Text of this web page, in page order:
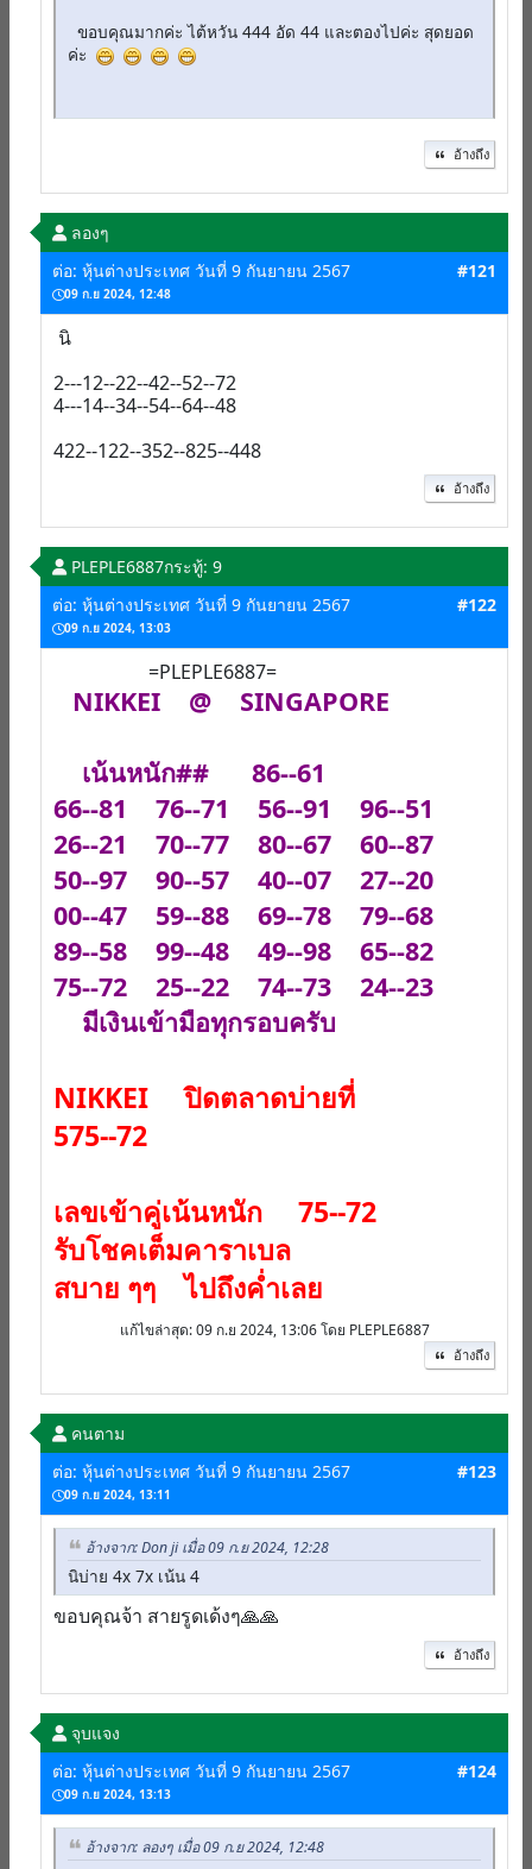
ขอบคุณมากค่ะ ไต้หวัน 444 อัด 44 และตองไปค่ะ สุดยอด
ค่ะ
อ้างถึง
ลองๆ
ต่อ: หุ้นต่างประเทศ วันที่ 9 กันยายน 2567
09 ก.ย 2024, 12:48
#121
นิ
2---12--22--42--52--72
4---14--34--54--64--48
422--122--352--825--448
อ้างถึง
PLEPLE6887กระทู้: 9
ต่อ: หุ้นต่างประเทศ วันที่ 9 กันยายน 2567
09 ก.ย 2024, 13:03
#122
=PLEPLE6887=
NIKKEI @ SINGAPORE
เน้นหนัก## 86--61
66--81 76--71 56--91 96--51
26--21 70--77 80--67 60--87
50--97 90--57 40--07 27--20
00--47 59--88 69--78 79--68
89--58 99--48 49--98 65--82
75--72 25--22 74--73 24--23
มีเงินเข้ามือทุกรอบครับ
NIKKEI ปิดตลาดบ่ายที่
575--72
เลขเข้าคู่เน้นหนัก 75--72
รับโชคเต็มคาราเบล
สบาย ๆๆ ไปถึงค่ำเลย
แก้ไขล่าสุด: 09 ก.ย 2024, 13:06 โดย PLEPLE6887
อ้างถึง
คนตาม
ต่อ: หุ้นต่างประเทศ วันที่ 9 กันยายน 2567
09 ก.ย 2024, 13:11
#123
อ้างจาก: Don ji เมื่อ 09 ก.ย 2024, 12:28
นิบ่าย 4x 7x เน้น 4
ขอบคุณจ้า สายรูดเด้งๆ🙏🙏
อ้างถึง
จุบแจง
ต่อ: หุ้นต่างประเทศ วันที่ 9 กันยายน 2567
09 ก.ย 2024, 13:13
#124
อ้างจาก: ลองๆ เมื่อ 09 ก.ย 2024, 12:48